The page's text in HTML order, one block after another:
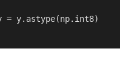
= y.astype(np.int8)